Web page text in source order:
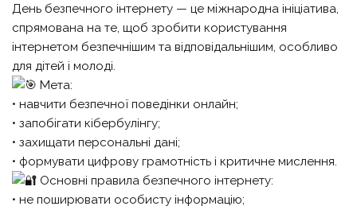
День безпечного інтернету — це міжнародна ініціатива,
спрямована на те, щоб зробити користування
інтернетом безпечнішим та відповідальнішим, особливо
для дітей і молоді.
Мета:
• навчити безпечної поведінки онлайн;
• запобігати кібербулінгу;
• захищати персональні дані;
• формувати цифрову грамотність і критичне мислення.
Основні правила безпечного інтернету:
• не поширювати особисту інформацію;